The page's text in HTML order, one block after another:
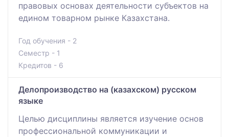
правовых основах деятельности субъектов на
едином товарном рынке Казахстана.
Год обучения - 2
Семестр - 1
Кредитов - 6
Делопроизводство на (казахском) русском
языке
Целью дисциплины является изучение основ
профессиональной коммуникации и